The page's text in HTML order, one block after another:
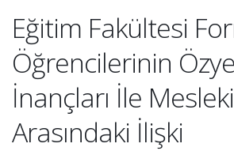
Eğitim Fakültesi
Öğrencilerinin
İnançları İle Mesleki
Arasındaki İlişki